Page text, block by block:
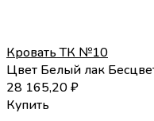
Кровать ТК №10
Цвет Белый лак
28 165,20₽
Купить